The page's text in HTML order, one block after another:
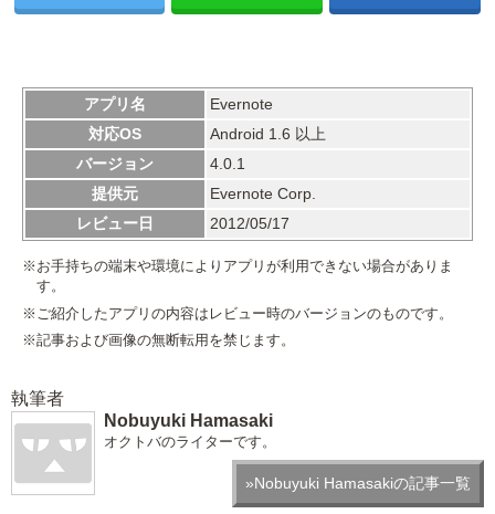
アプリ名
Evernote
対応OS
Android 1.6 以上
バージョン
4.0.1
提供元
Evernote Corp.
レビュー日
2012/05/17
※お手持ちの端末や環境によりアプリが利用できない場合がありま
す。
※ご紹介したアプリの内容はレビュー時のバージョンのものです。
※記事および画像の無断転用を禁じます。
執筆者
Nobuyuki Hamasaki
オクトバのライターです。
»Nobuyuki Hamasakiの記事一覧